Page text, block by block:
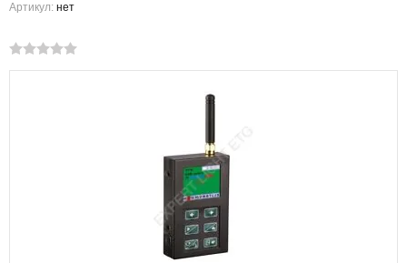
Артикул: нет